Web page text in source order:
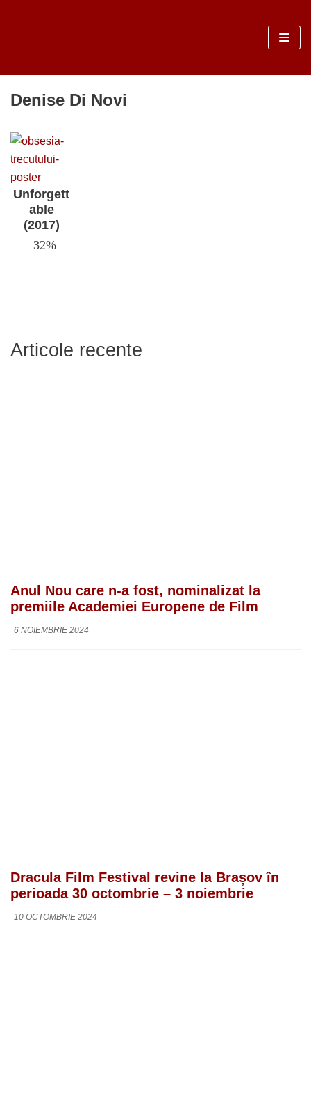
conținut
Denise Di Novi
Unforgett
able
(2017)
32%
Articole recente
Anul Nou care n-a fost, nominalizat la
premiile Academiei Europene de Film
6 NOIEMBRIE 2024
Dracula Film Festival revine la Brașov în
perioada 30 octombrie – 3 noiembrie
10 OCTOMBRIE 2024